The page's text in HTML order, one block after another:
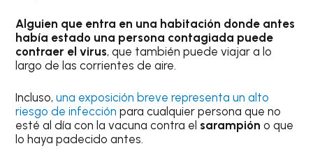
Alguien que entra en una habitación donde antes
había estado una persona contagiada puede
contraer el virus, que también puede viajar a lo
largo de las corrientes de aire.
Incluso,una exposición breve representa un alto
riesgo de infección para cualquier persona que no
esté al día con la vacuna contra el sarampióno que
lo haya padecido antes.